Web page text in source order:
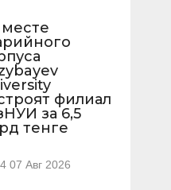
филиал
за 6,5
тенге
07 Авг 2026